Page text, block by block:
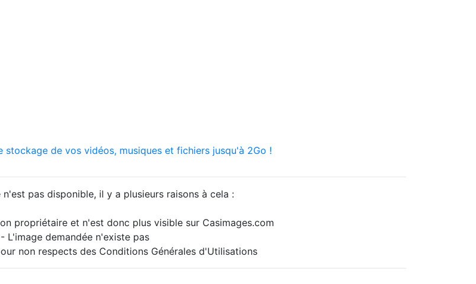
stockage de vos vidéos, musiques et fichiers jusqu'à 2Go !
n'est pas disponible, il y a plusieurs raisons à cela :
propriétaire et n'est donc plus visible sur Casimages.com
- L'image demandée n'existe pas
non respects des Conditions Générales d'Utilisations